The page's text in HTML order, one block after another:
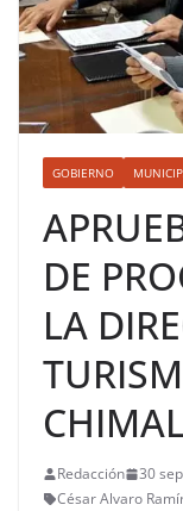
GOBIERNO
DE
LA
Redacción
30
César Alvaro